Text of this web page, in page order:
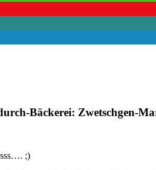
Bäckerei: Zwetschgen-
;)